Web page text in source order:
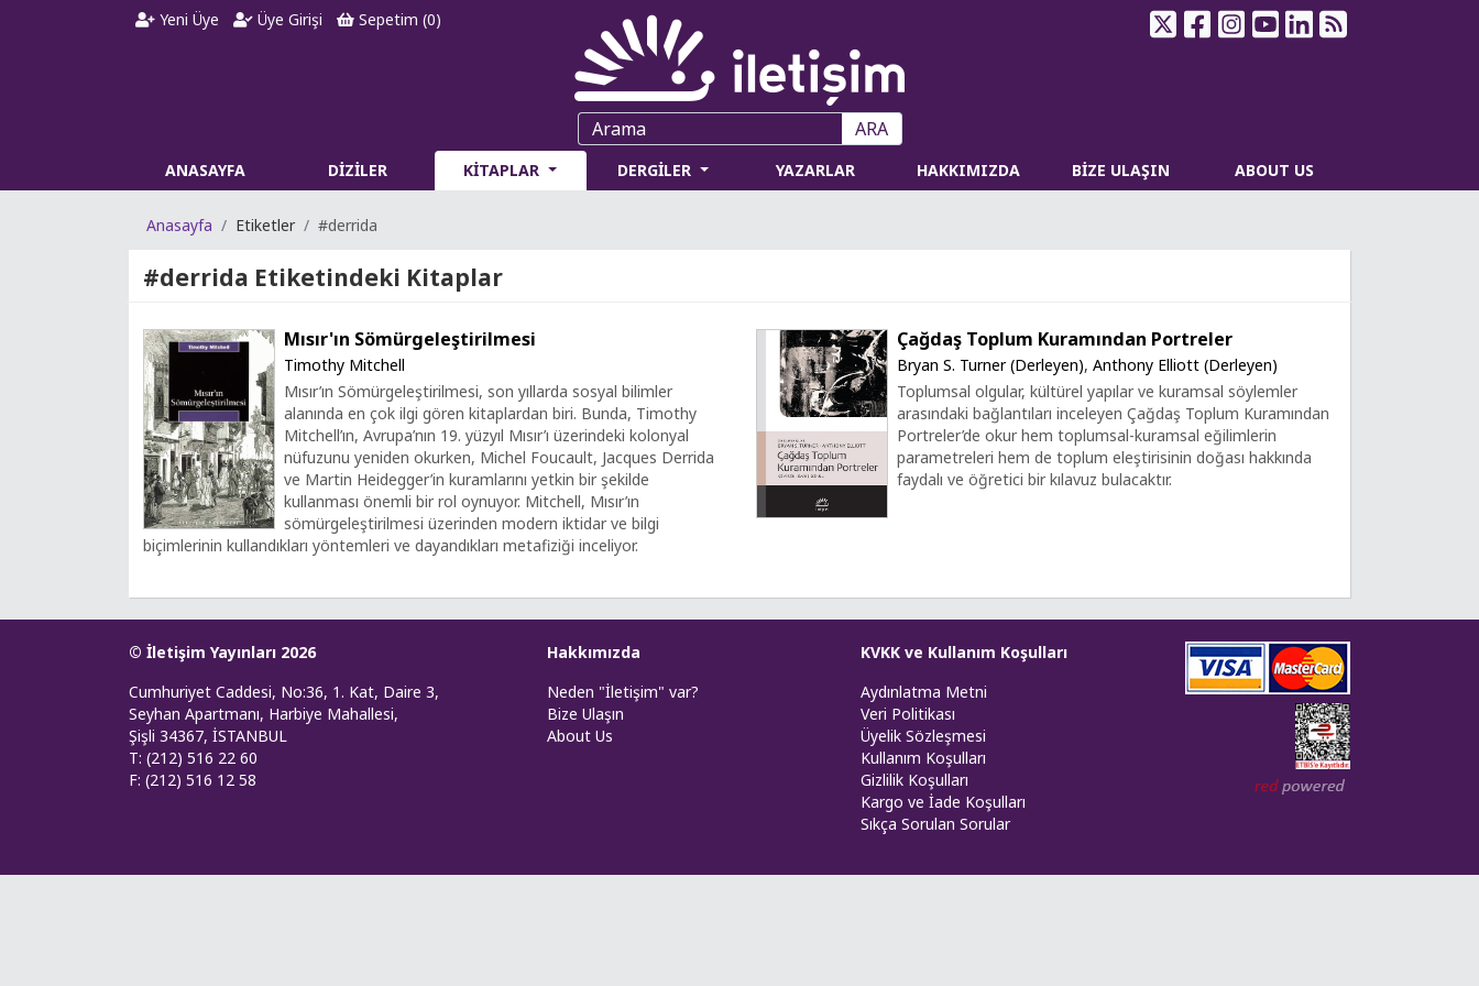
Yeni Üye Üye Girişi Sepetim (0)
ARA
ANASAYFA DİZİLER KİTAPLAR DERGİLER YAZARLAR HAKKIMIZDA BİZE ULAŞIN ABOUT US
Anasayfa Etiketler #derrida
#derrida Etiketindeki Kitaplar
Mısır'ın Sömürgeleştirilmesi
Timothy Mitchell
Mısır’ın Sömürgeleştirilmesi, son yıllarda sosyal bilimler
alanında en çok ilgi gören kitaplardan biri. Bunda, Timothy
Mitchell’ın, Avrupa’nın 19. yüzyıl Mısır’ı üzerindeki kolonyal
nüfuzunu yeniden okurken, Michel Foucault, Jacques Derrida
ve Martin Heidegger’in kuramlarını yetkin bir şekilde
kullanması önemli bir rol oynuyor. Mitchell, Mısır’ın
sömürgeleştirilmesi üzerinden modern iktidar ve bilgi
biçimlerinin kullandıkları yöntemleri ve dayandıkları metafiziği inceliyor.
Çağdaş Toplum Kuramından Portreler
Bryan S. Turner (Derleyen), Anthony Elliott (Derleyen)
Toplumsal olgular, kültürel yapılar ve kuramsal söylemler
arasındaki bağlantıları inceleyen Çağdaş Toplum Kuramından
Portreler’de okur hem toplumsal-kuramsal eğilimlerin
parametreleri hem de toplum eleştirisinin doğası hakkında
faydalı ve öğretici bir kılavuz bulacaktır.
© İletişim Yayınları 2026
Cumhuriyet Caddesi, No:36, 1. Kat, Daire 3,
Seyhan Apartmanı, Harbiye Mahallesi,
Şişli 34367, İSTANBUL
T: (212) 516 22 60
F: (212) 516 12 58
Hakkımızda
Neden "İletişim" var?
Bize Ulaşın
About Us
KVKK ve Kullanım Koşulları
Aydınlatma Metni
Veri Politikası
Üyelik Sözleşmesi
Kullanım Koşulları
Gizlilik Koşulları
Kargo ve İade Koşulları
Sıkça Sorulan Sorular
Web tasarım: Red Bilişim